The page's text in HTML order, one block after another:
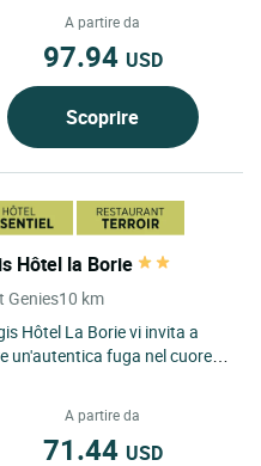
A partire da
97.94 USD
Scoprire
Hôtel la Borie
Genies10 km
Hôtel La Borie vi invita a
un'autentica fuga nel cuore
A partire da
71.44 USD